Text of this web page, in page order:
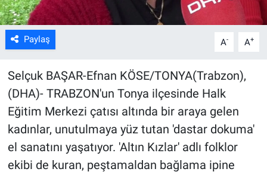
Paylaş A- A+
Selçuk BAŞAR-Efnan KÖSE/TONYA(Trabzon),
(DHA)- TRABZON'un Tonya ilçesinde Halk
Eğitim Merkezi çatısı altında bir araya gelen
kadınlar, unutulmaya yüz tutan 'dastar dokuma'
el sanatını yaşatıyor. 'Altın Kızlar' adlı folklor
ekibi de kuran, peştamaldan bağlama ipine
Genel